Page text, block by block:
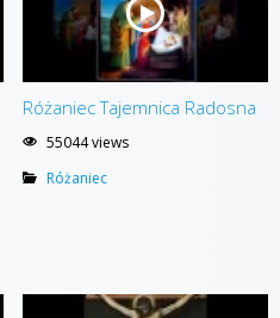
Różaniec Tajemnica Radosna
55044 views
Różaniec